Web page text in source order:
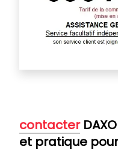
contacter
et pratique